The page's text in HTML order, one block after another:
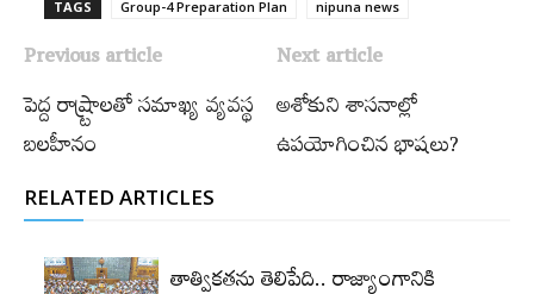
TAGS Group-4 Preparation Plan nipuna news
Previous article
పెద్ద రాష్ర్టాలతో సమాఖ్య వ్యవస్థ
బలహీనం
Next article
అశోకుని శాసనాల్లో
ఉపయోగించిన భాషలు?
RELATED ARTICLES
తాత్వికతను తెలిపేది.. రాజ్యాంగానికి